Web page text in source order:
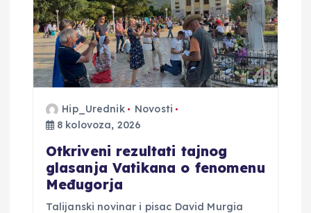
Hip_Urednik
Novosti
8 kolovoza, 2026
Otkriveni rezultati tajnog
glasanja Vatikana o fenomenu
Međugorja
Talijanski novinar i pisac David Murgia